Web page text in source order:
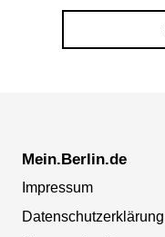
Mein.Berlin.de
Impressum
Datenschutzerklärung